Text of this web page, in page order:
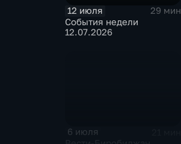
12 июля
29 мин
События недели
12.07.2026
6 июля